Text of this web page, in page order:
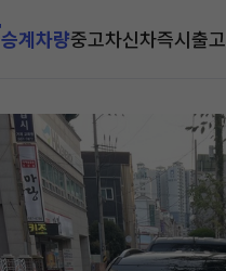
승계차량중고차신차즉시출고